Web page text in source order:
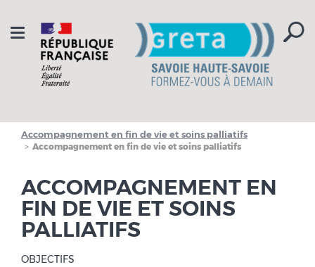
Toggle
navigation
Accompagnement en fin de vie et soins palliatifs
Accompagnement en fin de vie et soins palliatifs
ACCOMPAGNEMENT EN
FIN DE VIE ET SOINS
PALLIATIFS
OBJECTIFS